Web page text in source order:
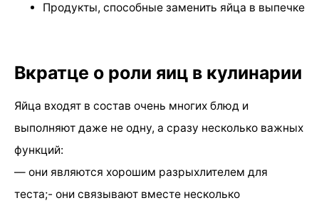
Продукты, способные заменить яйца в выпечке
Вкратце о роли яиц в кулинарии
Яйца входят в состав очень многих блюд и
выполняют даже не одну, а сразу несколько важных
функций:
— они являются хорошим разрыхлителем для
теста;- они связывают вместе несколько